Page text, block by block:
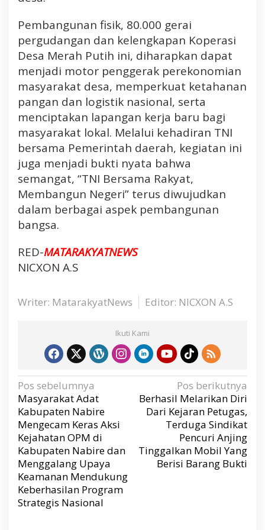
P
e
l
e
t
k
a
n
B
a
t
P
e
u
g
p
e
s
Pembangunan fisik, 80.000 gerai
pergudangan dan kelengkapan Koperasi
Desa Merah Putih ini, diharapkan dapat
menjadi motor penggerak perekonomian
masyarakat desa, memperkuat ketahanan
pangan dan logistik nasional, serta
menciptakan lapangan kerja baru bagi
masyarakat lokal. Melalui kehadiran TNI
bersama Pemerintah daerah, kegiatan ini
juga menjadi bukti nyata bahwa
semangat, “TNI Bersama Rakyat,
Membangun Negeri” terus diwujudkan
dalam berbagai aspek pembangunan
bangsa.
RED-MATARAKYATNEWS
NICXON A.S
Writer: MatarakyatNews Editor: NICXON A.S
Ikuti Kami
N
a
v
i
g
a
s
i
p
o
s
Pos sebelumnya
Masyarakat Adat
Kabupaten Nabire
Mengecam Keras Aksi
Kejahatan OPM di
Kabupaten Nabire dan
Menggalang Upaya
Keamanan Mendukung
Keberhasilan Program
Strategis Nasional
Pos berikutnya
Berhasil Melarikan Diri
Dari Kejaran Petugas,
Terduga Sindikat
Pencuri Anjing
Tinggalkan Mobil Yang
Berisi Barang Bukti